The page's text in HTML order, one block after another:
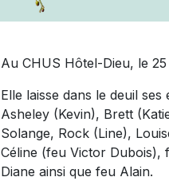
Au CHUS Hôtel-Dieu, le 25
Elle laisse dans le deuil
Asheley (Kevin), Brett
Solange, Rock (Line),
Céline (feu Victor
Diane ainsi que feu Alain.